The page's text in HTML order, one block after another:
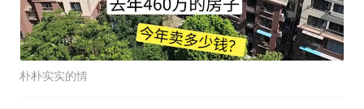
朴朴实实的情